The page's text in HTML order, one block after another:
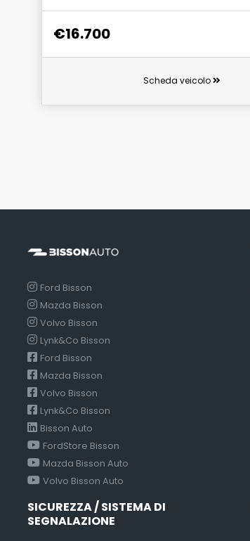
€16.700
Scheda veicolo
Ford Bisson
Mazda Bisson
Volvo Bisson
Lynk&Co Bisson
Ford Bisson
Mazda Bisson
Volvo Bisson
Lynk&Co Bisson
Bisson Auto
FordStore Bisson
Mazda Bisson Auto
Volvo Bisson Auto
SICUREZZA / SISTEMA DI
SEGNALAZIONE